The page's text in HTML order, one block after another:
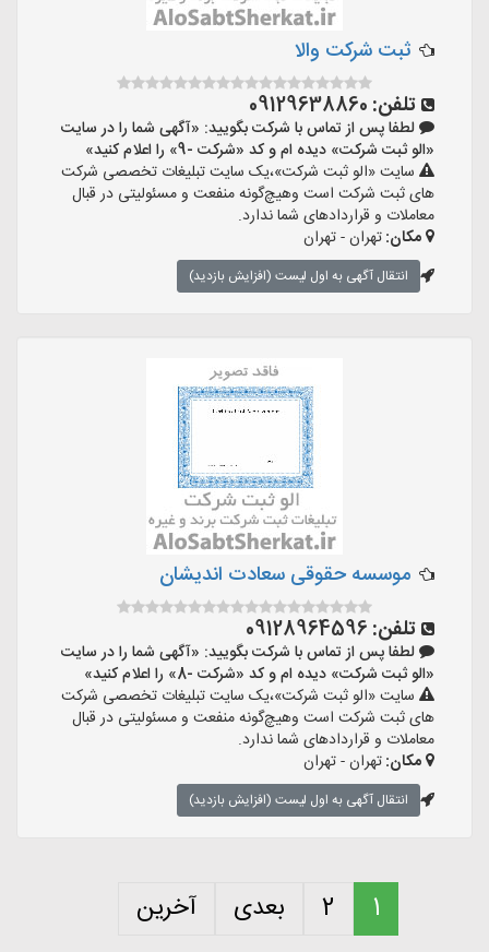
ثبت شرکت والا
تلفن: 09129638860
لطفا پس از تماس با شرکت بگویید: «آگهی شما را در سایت
«الو ثبت شرکت» دیده ام و کد «شرکت -9» را اعلام کنید»
سایت «الو ثبت شرکت»،یک سایت تبلیغات تخصصی شرکت
های ثبت شرکت است وهیچ‌گونه منفعت و مسئولیتی در قبال
معاملات و قراردادهای شما ندارد.
مکان:تهران - تهران
انتقال آگهی به اول لیست (افزایش بازدید)
موسسه حقوقی سعادت اندیشان
تلفن: 09128964596
لطفا پس از تماس با شرکت بگویید: «آگهی شما را در سایت
«الو ثبت شرکت» دیده ام و کد «شرکت -8» را اعلام کنید»
سایت «الو ثبت شرکت»،یک سایت تبلیغات تخصصی شرکت
های ثبت شرکت است وهیچ‌گونه منفعت و مسئولیتی در قبال
معاملات و قراردادهای شما ندارد.
مکان:تهران - تهران
انتقال آگهی به اول لیست (افزایش بازدید)
1
2 بعدی آخرین